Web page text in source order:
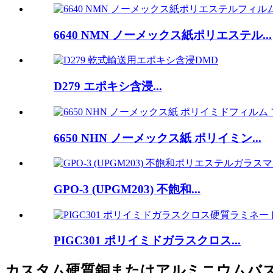
6640 NMN ノーメックス紙ポリエステル...
D279 エポキシ含浸...
6650 NHN ノーメックス紙 ポリイミン...
GPO-3 (UPGM203) 不飽和...
PIGC301 ポリイミドガラスクロス...